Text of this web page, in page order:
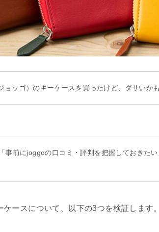
ョッゴ）のキーケースを買ったけど、ダサいか
事前にjoggoの口コミ・評判を把握しておきたい
ースについて、以下の3つを検証します。